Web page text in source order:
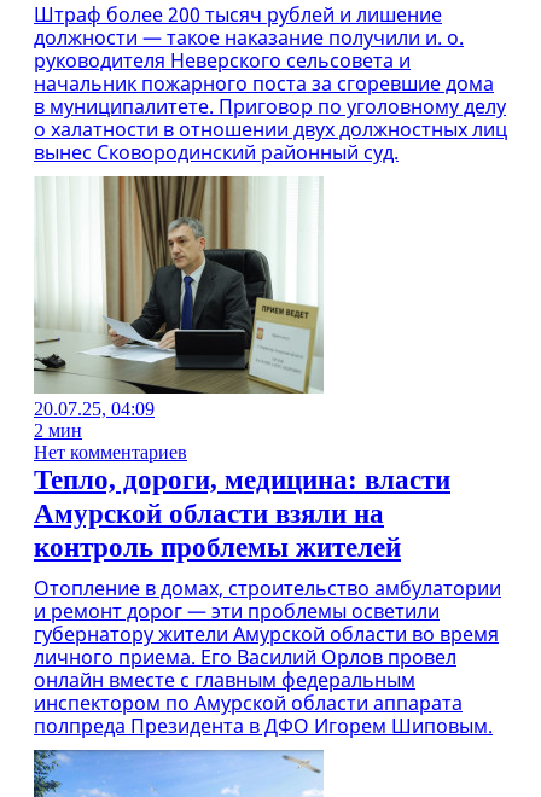
Штраф более 200 тысяч рублей и лишение
должности — такое наказание получили и. о.
руководителя Неверского сельсовета и
начальник пожарного поста за сгоревшие дома
в муниципалитете. Приговор по уголовному делу
о халатности в отношении двух должностных лиц
вынес Сковородинский районный суд.
20.07.25, 04:09
2 мин
Нет комментариев
Тепло, дороги, медицина: власти
Амурской области взяли на
контроль проблемы жителей
Отопление в домах, строительство амбулатории
и ремонт дорог — эти проблемы осветили
губернатору жители Амурской области во время
личного приема. Его Василий Орлов провел
онлайн вместе с главным федеральным
инспектором по Амурской области аппарата
полпреда Президента в ДФО Игорем Шиповым.